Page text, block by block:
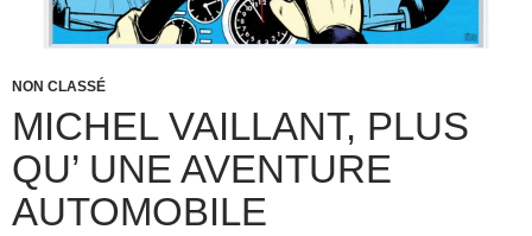
NON CLASSÉ
MICHEL VAILLANT, PLUS
QU’ UNE AVENTURE
AUTOMOBILE